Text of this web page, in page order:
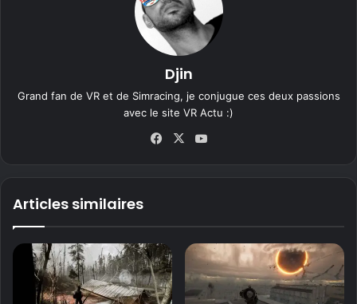
Djin
Grand fan de VR et de Simracing, je conjugue ces deux passions
avec le site VR Actu :)
Fa
X
Articles similaires